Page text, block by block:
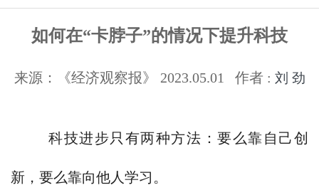
如何在“卡脖子”的情况下提升科技
来源：《经济观察报》 2023.05.01 作者 : 刘 劲
科技进步只有两种方法：要么靠自己创
新，要么靠向他人学习。